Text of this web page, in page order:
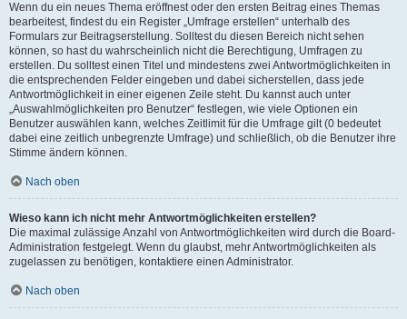
Wenn du ein neues Thema eröffnest oder den ersten Beitrag eines Themas
bearbeitest, findest du ein Register „Umfrage erstellen“ unterhalb des
Formulars zur Beitragserstellung. Solltest du diesen Bereich nicht sehen
können, so hast du wahrscheinlich nicht die Berechtigung, Umfragen zu
erstellen. Du solltest einen Titel und mindestens zwei Antwortmöglichkeiten in
die entsprechenden Felder eingeben und dabei sicherstellen, dass jede
Antwortmöglichkeit in einer eigenen Zeile steht. Du kannst auch unter
„Auswahlmöglichkeiten pro Benutzer“ festlegen, wie viele Optionen ein
Benutzer auswählen kann, welches Zeitlimit für die Umfrage gilt (0 bedeutet
dabei eine zeitlich unbegrenzte Umfrage) und schließlich, ob die Benutzer ihre
Stimme ändern können.
Nach oben
Wieso kann ich nicht mehr Antwortmöglichkeiten erstellen?
Die maximal zulässige Anzahl von Antwortmöglichkeiten wird durch die Board-
Administration festgelegt. Wenn du glaubst, mehr Antwortmöglichkeiten als
zugelassen zu benötigen, kontaktiere einen Administrator.
Nach oben